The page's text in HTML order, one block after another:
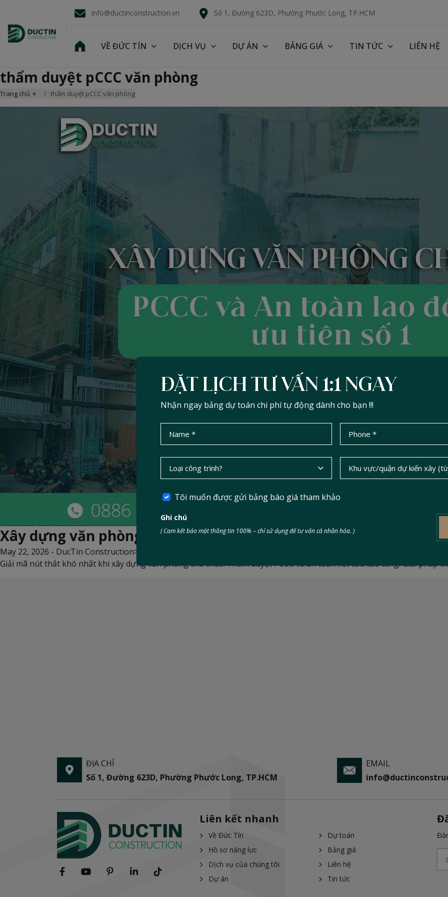
info@ductinconstruction.vn Số 1, Đường 623D, Phường Phước Long, TP.HCM
VỀ ĐỨC TÍN DỊCH VỤ DỰ ÁN BẢNG GIÁ TIN TỨC LIÊN HỆ
thẩm duyệt pCCC văn phòng
Trang chủ thẩm duyệt pCCC văn phòng
Xây dựng văn phòng cho thuê: PCCC và An toàn lao động là ưu
May 22, 2026 - DucTin Construction>
Giải mã nút thắt khó nhất khi xây dựng văn phòng cho thuê: Thẩm duyệt PCCC và an toàn kết cấu cao tầng. Giải pháp
ĐỊA CHỈ
Số 1, Đường 623D, Phường Phước Long, TP.HCM
EMAIL
Liên kết nhanh
Về Đức Tín
Hồ sơ năng lực
Dịch vụ của chúng tôi
Dự án
Dự toán
Bảng giá
Liên hệ
Tin tức
ĐẶT LỊCH TƯ VẤN 1:1 NGAY
Nhận ngay bảng dự toán chi phí tự động dành cho bạn !!!
Tôi muốn được gửi bảng báo giá tham khảo
Ghi chú
( Cam kết bảo mật thông tin 100% – chỉ sử dụng để tư vấn cá nhân hóa. )